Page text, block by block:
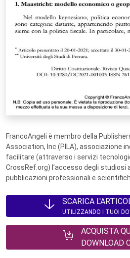
FrancoAngeli è membro della
Association, Inc (PILA), associazione
facilitare (attraverso i servizi
CrossRef.org) l’accesso degli studiosi
pubblicazioni professionali e
SCARICA
UTILIZZANDO I TUOI
ACQUISTA
DOWNLOAD